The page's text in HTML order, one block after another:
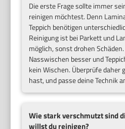
Die erste Frage sollte immer
reinigen möchtest. Denn
Teppich benötigen
Reinigung ist bei Parkett und
möglich, sonst drohen
Nasswischen besser und
kein Wischen. Überprüfe daher
hast, und passe deine Technik
Wie stark verschmutzt sind
willst du reinigen?